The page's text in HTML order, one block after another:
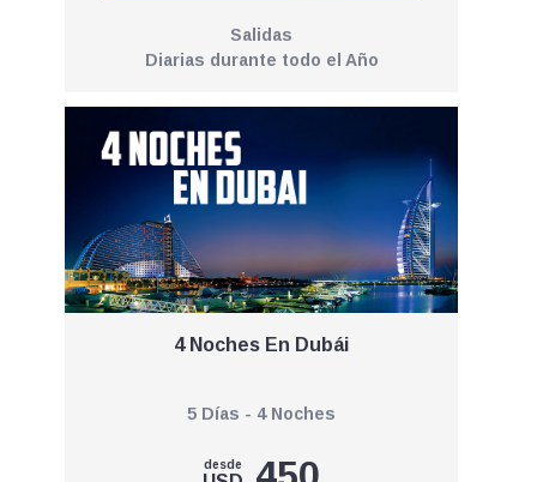
Salidas
Diarias durante todo el Año
4 Noches En Dubái
5 Días - 4 Noches
desde